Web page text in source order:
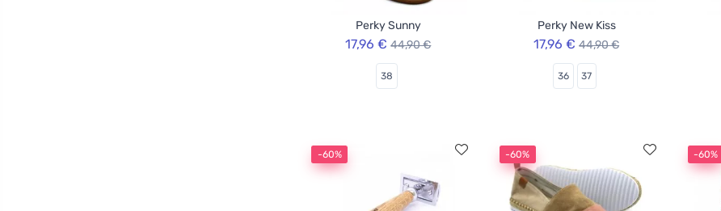
Perky Sunny
17,96 € 44,90 €
38
Perky New Kiss
17,96 € 44,90 €
36 37
-60% -60% -60%